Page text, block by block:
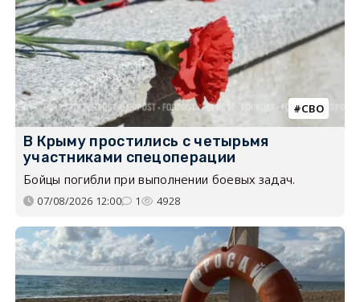
СВО
В Крыму простились с четырьмя
участниками спецоперации
Бойцы погибли при выполнении боевых задач.
07/08/2026 12:00 1 4928